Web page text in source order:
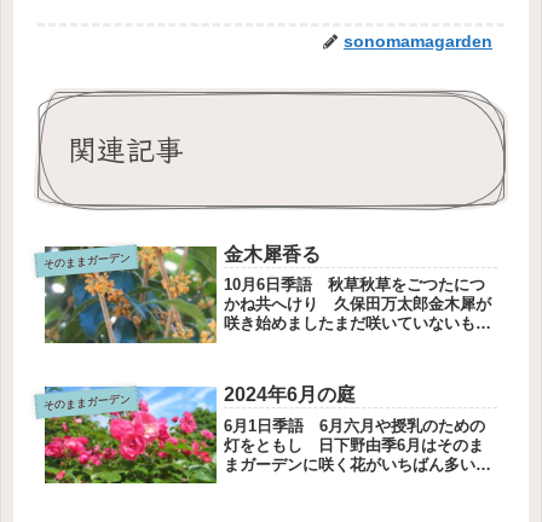
sonomamagarden
関連記事
そのままガーデン 金木犀香る
10月6日季語 秋草秋草をごつたにつ
かね共へけり 久保田万太郎金木犀が
咲き始めましたまだ咲いていないもの
開になりました近くに赤い葉が出てい
ますこれはブルーベリーの新芽です
ホ...
そのままガーデン 2024年6月の庭
6月1日季語 6月六月や授乳のための
灯をともし 日下野由季6月はそのま
まガーデンに咲く花がいちばん多いで